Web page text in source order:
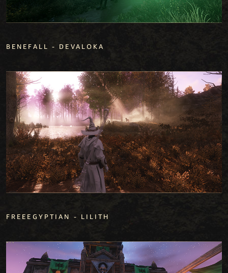
BENEFALL - DEVALOKA
FREEEGYPTIAN - LILITH